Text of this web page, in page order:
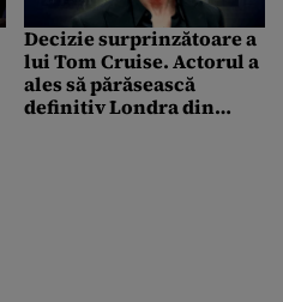
Decizie surprinzătoare a
lui Tom Cruise. Actorul a
ales să părăsească
definitiv Londra din